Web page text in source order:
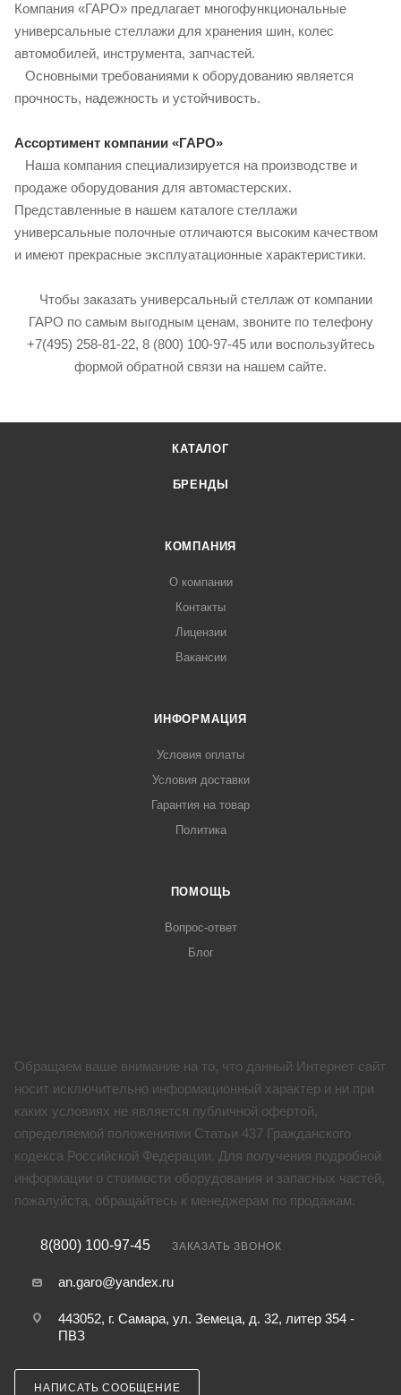
Компания «ГАРО» предлагает многофункциональные
универсальные стеллажи для хранения шин, колес
автомобилей, инструмента, запчастей.
Основными требованиями к оборудованию является
прочность, надежность и устойчивость.
Ассортимент компании «ГАРО»
Наша компания специализируется на производстве и
продаже оборудования для автомастерских.
Представленные в нашем каталоге стеллажи
универсальные полочные отличаются высоким качеством
и имеют прекрасные эксплуатационные характеристики.
Чтобы заказать универсальный стеллаж от компании
ГАРО по самым выгодным ценам, звоните по телефону
+7(495) 258-81-22, 8 (800) 100-97-45 или воспользуйтесь
формой обратной связи на нашем сайте.
КАТАЛОГ
БРЕНДЫ
КОМПАНИЯ
О компании
Контакты
Лицензии
Вакансии
ИНФОРМАЦИЯ
Условия оплаты
Условия доставки
Гарантия на товар
Политика
ПОМОЩЬ
Вопрос-ответ
Блог
Обращаем ваше внимание на то, что данный Интернет сайт
носит исключительно информационный характер и ни при
каких условиях не является публичной офертой,
определяемой положениями Статьи 437 Гражданского
кодекса Российской Федерации. Для получения подробной
информации о стоимости оборудования и запасных частей,
пожалуйста, обращайтесь к менеджерам по продажам.
8(800) 100-97-45 ЗАКАЗАТЬ ЗВОНОК
an.garo@yandex.ru
443052, г. Самара, ул. Земеца, д. 32, литер 354 -
ПВЗ
НАПИСАТЬ СООБЩЕНИЕ